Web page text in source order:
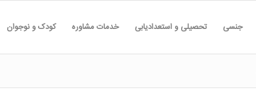
جنسی تحصیلی و استعدادیابی خدمات مشاوره کودک و نوجوان